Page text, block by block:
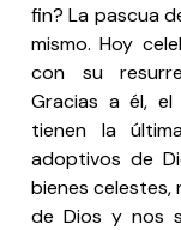
fin? La pascua
mismo. Hoy
con su
Gracias a él,
tienen la
adoptivos de
bienes celestes,
de Dios y nos